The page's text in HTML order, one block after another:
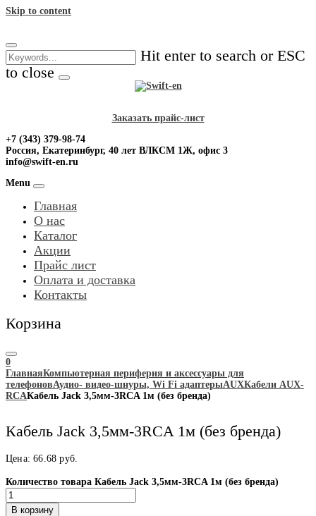
Skip to content
Hit enter to search or ESC
to close
Заказать прайс-лист
+7 (343) 379-98-74
Россия, Екатеринбург, 40 лет ВЛКСМ 1Ж, офис 3
info@swift-en.ru
Menu
Главная
О нас
Каталог
Акции
Прайс лист
Оплата и доставка
Контакты
Корзина
0
ГлавнаяКомпьютерная периферия и аксессуары для
телефоновАудио- видео-шнуры, Wi Fi адаптерыAUXКабели AUX-
RCAКабель Jack 3,5мм-3RCA 1м (без бренда)
Кабель Jack 3,5мм-3RCA 1м (без бренда)
Цена:66.68 руб.
Количество товара Кабель Jack 3,5мм-3RCA 1м (без бренда)
В корзину